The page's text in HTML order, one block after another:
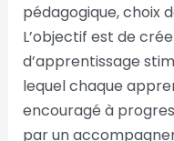
pédagogique, choix
L’objectif est de
d’apprentissage
lequel chaque
encouragé à
par un